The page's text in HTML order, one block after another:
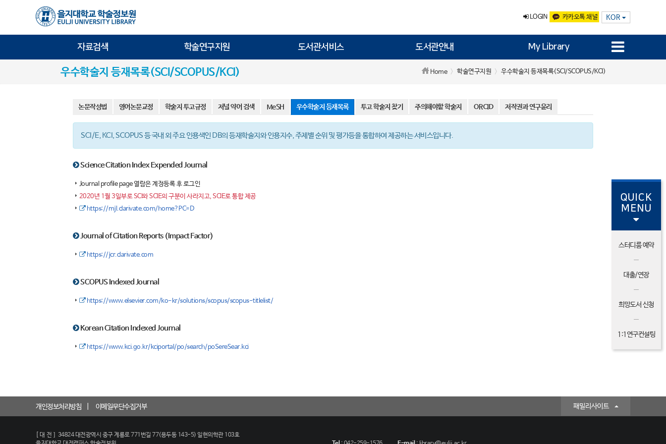
LOGIN 카카오톡 채널 KOR
자료검색 학술연구지원 도서관서비스 도서관안내 My Library
우수학술지 등재목록(SCI/SCOPUS/KCI) Home 학술연구지원 우수학술지 등재목록(SCI/SCOPUS/KCI)
논문작성법 영어논문교정 학술지 투고규정 저널 약어 검색 MeSH 우수학술지 등재목록 투고 학술지 찾기 주의해야할 학술지 ORCID 저작권과 연구윤리
SCI/E, KCI, SCOPUS 등 국내 외 주요 인용색인 DB의 등재학술지와 인용지수, 주제별 순위 및 평가등을 통합하여 제공하는 서비스입니다.
Science Citation Index Expended Journal
Journal profile page 열람은 계정등록 후 로그인
2020년 1월 3일부로 SCI와 SCIE의 구분이 사라지고, SCIE로 통합 제공
https://mjl.clarivate.com/home?PC=D
Journal of Citation Reports (Impact Factor)
https://jcr.clarivate.com
SCOPUS Indexed Journal
https://www.elsevier.com/ko-kr/solutions/scopus/scopus-titlelist/
Korean Citation Indexed Journal
https://www.kci.go.kr/kciportal/po/search/poSereSear.kci
QUICK
MENU
스터디룸 예약
대출/연장
희망도서 신청
1:1연구컨설팅
개인정보처리방침 이메일무단수집거부 패밀리사이트
[대전]
34824 대전광역시 중구 계룡로 771번길 77(용두동 143-5) 일현의학관 103호